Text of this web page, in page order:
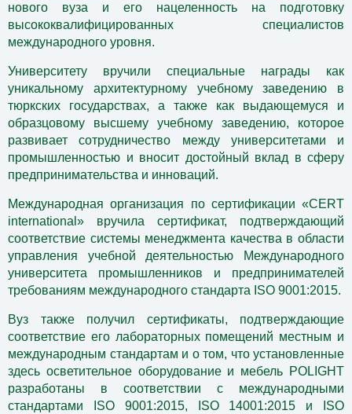
нового вуза и его нацеленность на подготовку
высококвалифицированных специалистов
международного уровня.
Университету вручили специальные награды как
уникальному архитектурному учебному заведению в
тюркских государствах, а также как выдающемуся и
образцовому высшему учебному заведению, которое
развивает сотрудничество между университетами и
промышленностью и вносит достойный вклад в сферу
предпринимательства и инноваций.
Международная организация по сертификации «CERT
international» вручила сертификат, подтверждающий
соответствие системы менеджмента качества в области
управления учебной деятельностью Международного
университета промышленников и предпринимателей
требованиям международного стандарта ISO 9001:2015.
Вуз также получил сертификаты, подтверждающие
соответствие его лабораторных помещений местным и
международным стандартам и о том, что установленные
здесь осветительное оборудование и мебель POLIGHT
разработаны в соответствии с международными
стандартами ISO 9001:2015, ISO 14001:2015 и ISO